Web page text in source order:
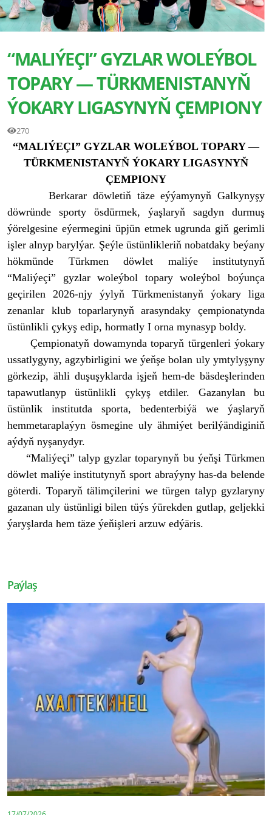
“MALIÝEÇI” GYZLAR WOLEÝBOL
TOPARY — TÜRKMENISTANYŇ
ÝOKARY LIGASYNYŇ ÇEMPIONY
270
“MALIÝEÇI” GYZLAR WOLEÝBOL TOPARY —
TÜRKMENISTANYŇ ÝOKARY LIGASYNYŇ
ÇEMPIONY
Berkarar döwletiň täze eýýamynyň Galkynyşy
döwründe sporty ösdürmek, ýaşlaryň sagdyn durmuş
ýörelgesine eýermegini üpjün etmek ugrunda giň gerimli
işler alnyp barylýar. Şeýle üstünlikleriň nobatdaky beýany
hökmünde Türkmen döwlet maliýe institutynyň
“Maliýeçi” gyzlar woleýbol topary woleýbol boýunça
geçirilen 2026-njy ýylyň Türkmenistanyň ýokary liga
zenanlar klub toparlarynyň arasyndaky çempionatynda
üstünlikli çykyş edip, hormatly I orna mynasyp boldy.
Çempionatyň dowamynda toparyň türgenleri ýokary
ussatlygyny, agzybirligini we ýeňşe bolan uly ymtylyşyny
görkezip, ähli duşuşyklarda işjeň hem-de bäsdeşlerinden
tapawutlanyp üstünlikli çykyş etdiler. Gazanylan bu
üstünlik institutda sporta, bedenterbiýä we ýaşlaryň
hemmetaraplaýyn ösmegine uly ähmiýet berilýändiginiň
aýdyň nyşanydyr.
“Maliýeçi” talyp gyzlar toparynyň bu ýeňşi Türkmen
döwlet maliýe institutynyň sport abraýyny has-da belende
göterdi. Toparyň tälimçilerini we türgen talyp gyzlaryny
gazanan uly üstünligi bilen tüýs ýürekden gutlap, geljekki
ýaryşlarda hem täze ýeňişleri arzuw edýäris.
Paýlaş